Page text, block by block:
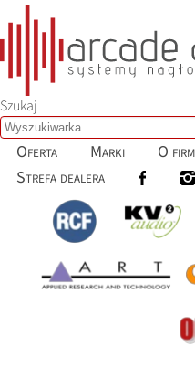
Szukaj
Oferta Marki O
Strefa dealera